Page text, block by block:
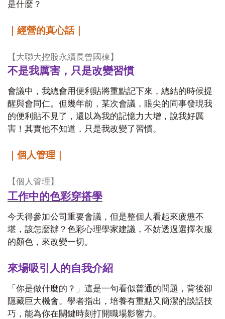
是什麼？
｜經營的真心話｜
【大聯大控股永續長曾國棟】
不是我厲害，只是改變習慣
會議中，我總會用便利貼將重點記下來，總結的時候提
醒與會同仁。但幾年前，某次會議，眼尖的同事發現我
的便利貼不見了，還以為我的記憶力大增，說我好厲
害！其實他不知道，只是我改變了習慣。
｜個人管理｜
【個人管理】
工作中的色彩穿搭學
今天得參加公司重要會議，但是整個人看起來疲憊不
堪，該怎麼辦？色彩心理學家建議，不妨透過選擇衣服
的顏色，來改變一切。
來場吸引人的自我介紹
「你是做什麼的？」這是一句看似普通的問題，背後卻
隱藏巨大機會。學者指出，培養有重點又簡潔的談話技
巧，能為你在關鍵時刻打開職場影響力。